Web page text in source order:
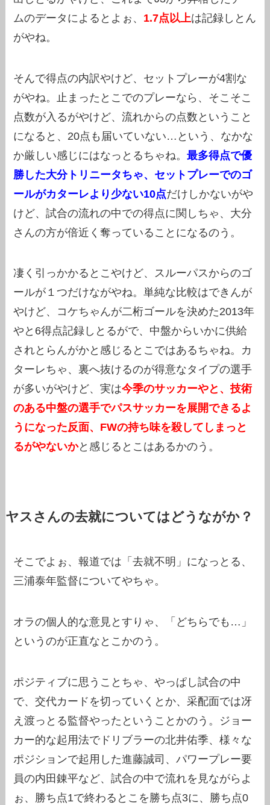
ムのデータによるとよぉ、 1.7点以上は記録しとん
がやね。
そんで得点の内訳やけど、セットプレーが4割な
がやね。止まったとこでのプレーなら、そこそこ
点数が入るがやけど、流れからの点数ということ
になると、20点も届いていない…という、なかな
か厳しい感じにはなっとるちゃね。最多得点で優
勝した大分トリニータちゃ、セットプレーでのゴ
ールがカターレより少ない10点だけしかないがや
けど、試合の流れの中での得点に関しちゃ、大分
さんの方が倍近く奪っていることになるのう。
凄く引っかかるとこやけど、スルーパスからのゴ
ールが１つだけながやね。単純な比較はできんが
やけど、コケちゃんが二桁ゴールを決めた2013年
やと6得点記録しとるがで、中盤からいかに供給
されとらんがかと感じるとこではあるちゃね。カ
ターレちゃ、裏へ抜けるのが得意なタイプの選手
が多いがやけど、実は今季のサッカーやと、技術
のある中盤の選手でパスサッカーを展開できるよ
うになった反面、FWの持ち味を殺してしまっと
るがやないかと感じるとこはあるかのう。
ヤスさんの去就についてはどうながか？
そこでよぉ、報道では「去就不明」になっとる、
三浦泰年監督についてやちゃ。
オラの個人的な意見とすりゃ、「どちらでも…」
というのが正直なとこかのう。
ポジティブに思うことちゃ、やっぱし試合の中
で、交代カードを切っていくとか、采配面では冴
え渡っとる監督やったということかのう。ジョー
カー的な起用法でドリブラーの北井佑季、様々な
ポジションで起用した進藤誠司、パワープレー要
員の内田錬平など、試合の中で流れを見ながらよ
ぉ、勝ち点1で終わるとこを勝ち点3に、勝ち点0